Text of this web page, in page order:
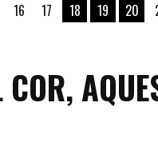
16
17
18
19
20